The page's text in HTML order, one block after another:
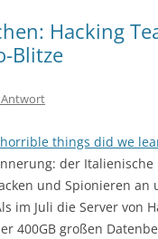
Hacking
Blitze
Antwort
things did we
der Italienische
und Spionieren
im Juli die Server von
400GB großen